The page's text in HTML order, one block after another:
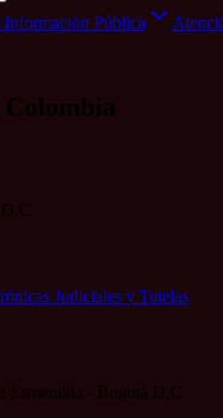
Información Pública
Judiciales y Tutelas
- Bogotá D.C